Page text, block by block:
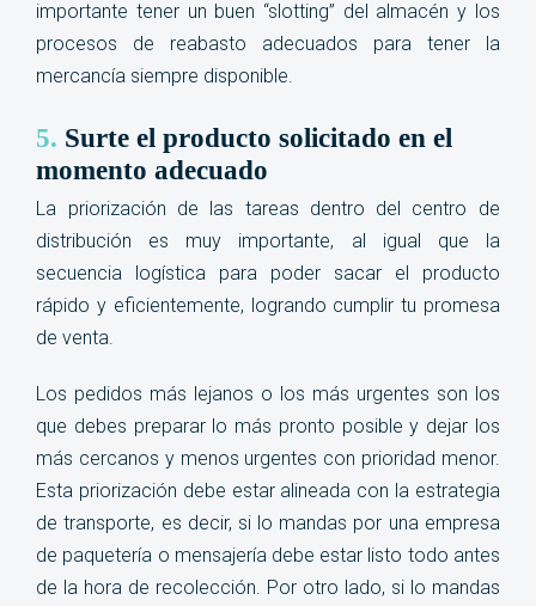
importante tener un buen “slotting” del almacén y los
procesos de reabasto adecuados para tener la
mercancía siempre disponible.
5. Surte el producto solicitado en el
momento adecuado
La priorización de las tareas dentro del centro de
distribución es muy importante, al igual que la
secuencia logística para poder sacar el producto
rápido y eficientemente, logrando cumplir tu promesa
de venta.
Los pedidos más lejanos o los más urgentes son los
que debes preparar lo más pronto posible y dejar los
más cercanos y menos urgentes con prioridad menor.
Esta priorización debe estar alineada con la estrategia
de transporte, es decir, si lo mandas por una empresa
de paquetería o mensajería debe estar listo todo antes
de la hora de recolección. Por otro lado, si lo mandas